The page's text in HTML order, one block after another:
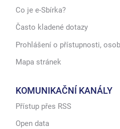
Co je e-Sbírka?
Často kladené dotazy
Prohlášení o přístupnosti,
Mapa stránek
KOMUNIKAČNÍ KANÁLY
Přístup přes RSS
Open data